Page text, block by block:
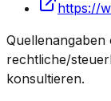
https://
rechtliche/
konsultieren.